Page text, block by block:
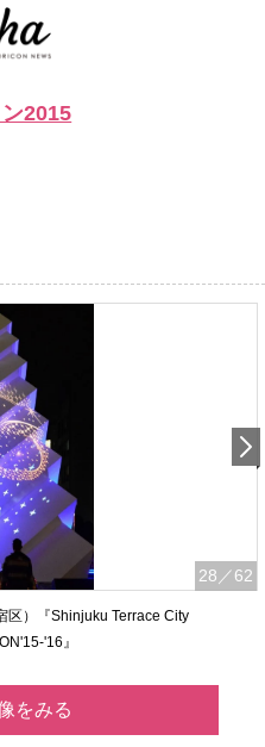
2015
28 ／62
区）『Shinjuku Terrace City
'16』
をみる